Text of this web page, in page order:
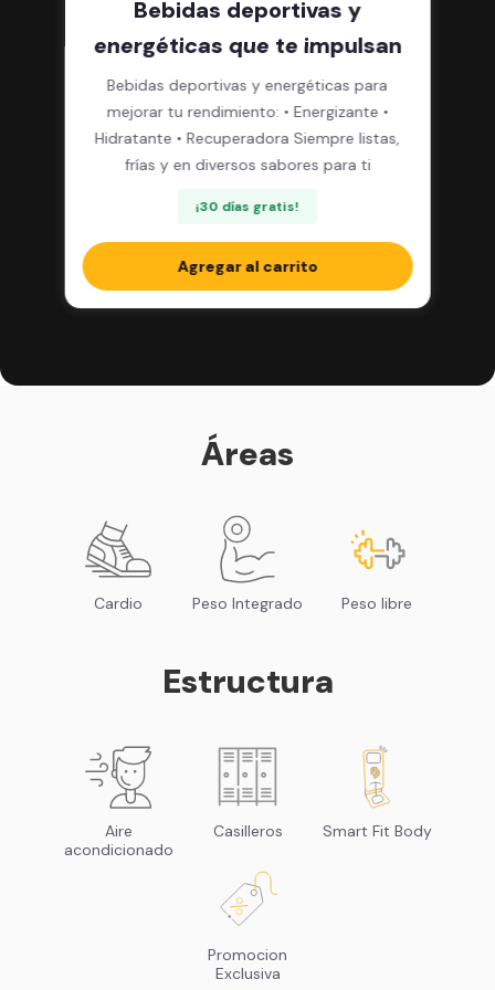
Bebidas deportivas y
energéticas que te impulsan
Bebidas deportivas y energéticas para
mejorar tu rendimiento: • Energizante •
Hidratante • Recuperadora Siempre listas,
frías y en diversos sabores para ti
¡30 días gratis!
Agregar al carrito
Áreas
Cardio Peso Integrado Peso libre
Estructura
Aire
acondicionado
Casilleros Smart Fit Body
Promocion
Exclusiva